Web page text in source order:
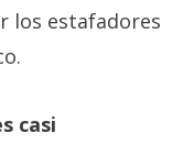
los estafadores
casi